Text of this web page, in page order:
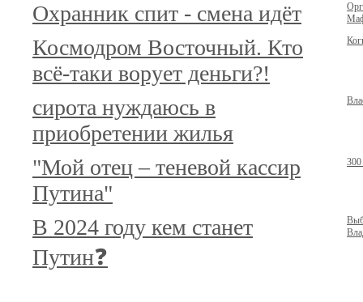
Охранник спит - смена идёт
Космодром Восточный. Кто
всё-таки ворует деньги?!
сирота нуждаюсь в
приобретении жилья
"Мой отец – теневой кассир
Путина"
300
В 2024 году кем станет
Путин❓